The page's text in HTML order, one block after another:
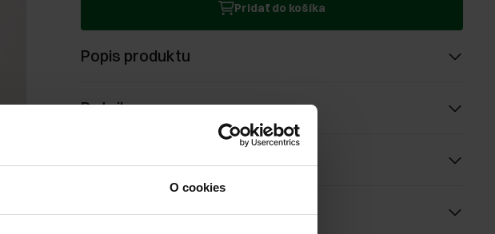
O cookies
Pridať do košíka
Popis produktu
Detaily
Recenzie